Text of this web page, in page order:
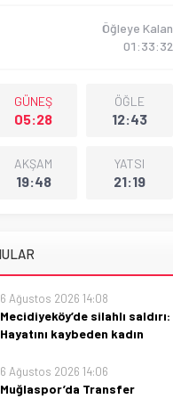
Öğleye Kalan
01:33:31
GÜNEŞ
05:28
ÖĞLE
12:43
AKŞAM
19:48
YATSI
21:19
6 Ağustos 2026 14:08
Mecidiyeköy’de silahlı saldırı:
Hayatını kaybeden kadın
Mecidiyeköy'de silahlı saldırıda
hayatını kaybeden kadının
6 Ağustos 2026 14:06
Muğlaspor’da Transfer